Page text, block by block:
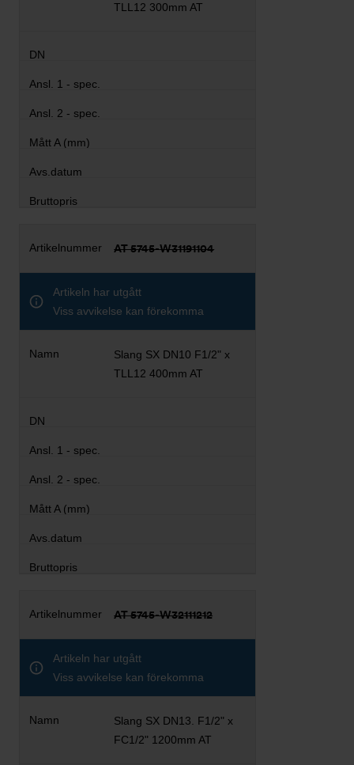
TLL12 300mm AT
AT 5745-W31191104
Artikeln har utgått
Viss avvikelse kan förekomma
Slang SX DN10 F1/2" x
TLL12 400mm AT
AT 5745-W32111212
Artikeln har utgått
Viss avvikelse kan förekomma
Slang SX DN13. F1/2" x
FC1/2" 1200mm AT